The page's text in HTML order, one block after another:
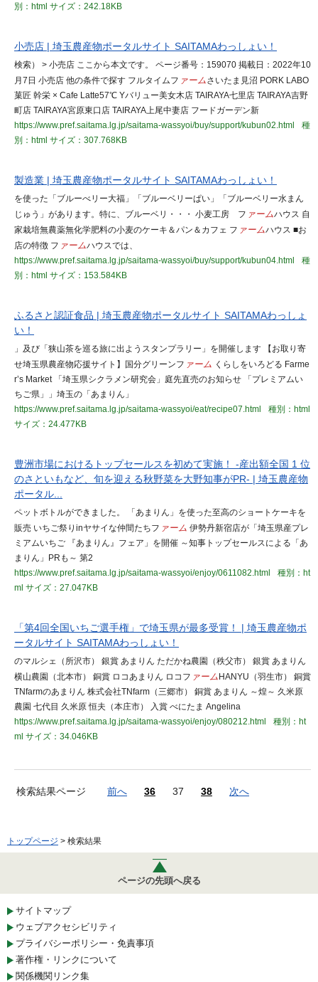
別：html サイズ：242.18KB
小売店 | 埼玉農産物ポータルサイト SAITAMAわっしょい！
検索） > 小売店 ここから本文です。 ページ番号：159070 掲載日：2022年10
月7日 小売店 他の条件で探す フルタイムフ ァームさいたま見沼 PORK LABO
菓匠 幹栄 × Cafe Latte57℃ Yバリュー美女木店 TAIRAYA七里店 TAIRAYA吉野
町店 TAIRAYA宮原東口店 TAIRAYA上尾中妻店 フードガーデン新
https://www.pref.saitama.lg.jp/saitama-wassyoi/buy/support/kubun02.html
種
別：html サイズ：307.768KB
製造業 | 埼玉農産物ポータルサイト SAITAMAわっしょい！
を使った「ブルーべリー大福」「ブルーベリーぱい」「ブルーベリー水まん
じゅう」があります。特に、ブルーベリ・・・ 小麦工房 フ ァームハウス 自
家栽培無農薬無化学肥料の小麦のケーキ＆パン＆カフェ フ ァームハウス ■お
店の特徴 フ ァームハウスでは、
https://www.pref.saitama.lg.jp/saitama-wassyoi/buy/support/kubun04.html
種
別：html サイズ：153.584KB
ふるさと認証食品 | 埼玉農産物ポータルサイト SAITAMAわっしょ
い！
」及び「狭山茶を巡る旅に出ようスタンプラリー」を開催します 【お取り寄
せ埼玉県農産物応援サイト】国分グリーンフ ァーム くらしをいろどる Farme
r’s Market 「埼玉県シクラメン研究会」庭先直売のお知らせ 「プレミアムい
ちご県」」埼玉の「あまりん」
https://www.pref.saitama.lg.jp/saitama-wassyoi/eat/recipe07.html
種別：html
サイズ：24.477KB
豊洲市場におけるトップセールスを初めて実施！ -産出額全国 1 位
のさといもなど、旬を迎える秋野菜を大野知事がPR- | 埼玉農産物
ポータル...
ペットボトルができました。 「あまりん」を使った至高のショートケーキを
販売 いちご祭りinヤサイな仲間たちフ ァーム 伊勢丹新宿店が「埼玉県産プレ
ミアムいちご 『あまりん』フェア」を開催 ～知事トップセールスによる「あ
まりん」PRも～ 第2
https://www.pref.saitama.lg.jp/saitama-wassyoi/enjoy/0611082.html
種別：ht
ml サイズ：27.047KB
「第4回全国いちご選手権」で埼玉県が最多受賞！ | 埼玉農産物ポ
ータルサイト SAITAMAわっしょい！
のマルシェ（所沢市） 銀賞 あまりん ただかね農園（秩父市） 銀賞 あまりん
横山農園（北本市） 銅賞 ロコあまりん ロコフ ァーム HANYU（羽生市） 銅賞
TNfarmのあまりん 株式会社TNfarm（三郷市） 銅賞 あまりん ～煌～ 久米原
農園 七代目 久米原 恒夫（本庄市） 入賞 べにたま Angelina
https://www.pref.saitama.lg.jp/saitama-wassyoi/enjoy/080212.html
種別：ht
ml サイズ：34.046KB
検索結果ページ 前へ 36 37 38 次へ
トップページ > 検索結果
ページの先頭へ戻る
サイトマップ
ウェブアクセシビリティ
プライバシーポリシー・免責事項
著作権・リンクについて
関係機関リンク集